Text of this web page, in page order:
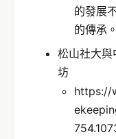
的發展
的傳承。
松山社大與
坊
https://